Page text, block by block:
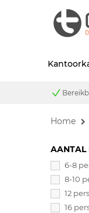
Home
AANTAL
6-8
8-10
12
16